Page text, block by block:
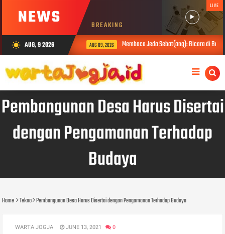
NEWS BREAKING
LIVE
wb_sunny AUG, 9 2026 AUG 09, 2026 Membaca Jeda Sebat(ang): Bicara di Balik
Pembangunan Desa Harus Disertai
dengan Pengamanan Terhadap
Budaya
Home Tekno Pembangunan Desa Harus Disertai dengan Pengamanan Terhadap Budaya
WARTA JOGJA JUNE 13, 2021 0